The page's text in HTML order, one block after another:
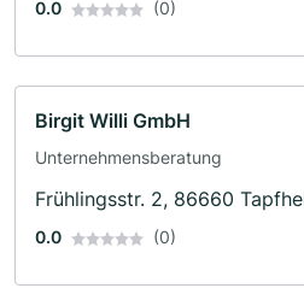
0.0 (0)
Birgit Willi GmbH
Unternehmensberatung
Frühlingsstr. 2, 86660
0.0 (0)